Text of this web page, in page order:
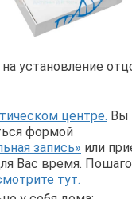
установление
центре. Вы
формой
запись» или
Вас время.
тут.